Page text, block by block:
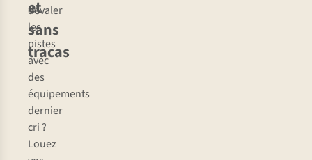
et
sans
tracas
dévaler
les
pistes
avec
des
équipements
dernier
cri ?
Louez